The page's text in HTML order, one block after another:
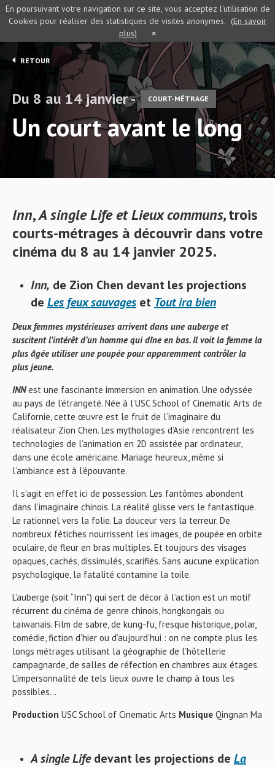
RETOUR
Du 8 au 14 janvier - COURT-MÉTRAGE
Un court avant le long
Inn,A single LifeetLieux communs,trois
courts-métrages à découvrir dans votre
cinéma du 8 au 14 janvier 2025.
Inn, de Zion Chen devant les projections
de Les feux sauvages et Tout ira bien
Deux femmes mystérieuses arrivent dans une auberge et
suscitent l’intérêt d’un homme qui dîne en bas. Il voit la femme la
plus âgée utiliser une poupée pour apparemment contrôler la
plus jeune.
INNest une fascinante immersion en animation. Une odyssée
au pays de l’étrangeté. Née à l’USC School of Cinematic Arts de
Californie, cette œuvre est le fruit de l’imaginaire du
réalisateur Zion Chen. Les mythologies d’Asie rencontrent les
technologies de l’animation en 2D assistée par ordinateur,
dans une école américaine. Mariage heureux, même si
l’ambiance est à l’épouvante.
Il s’agit en effet ici de possession. Les fantômes abondent
dans l’imaginaire chinois. La réalité glisse vers le fantastique.
Le rationnel vers la folie. La douceur vers la terreur. De
nombreux fétiches nourrissent les images, de poupée en orbite
oculaire, de fleur en bras multiples. Et toujours des visages
opaques, cachés, dissimulés, scarifiés. Sans aucune explication
psychologique, la fatalité contamine la toile.
L’auberge (soit “Inn”) qui sert de décor à l’action est un motif
récurrent du cinéma de genre chinois, hongkongais ou
taïwanais. Film de sabre, de kung-fu, fresque historique, polar,
comédie, fiction d’hier ou d’aujourd’hui : on ne compte plus les
longs métrages utilisant la géographie de l’hôtellerie
campagnarde, de salles de réfection en chambres aux étages.
L’impersonnalité de tels lieux ouvre le champ à tous les
possibles…
Production USC School of Cinematic Arts Musique Qingnan Ma
A single Lifedevant les projections de La
En poursuivant votre navigation sur ce site, vous acceptez l’utilisation de
Cookies pour réaliser des statistiques de visites anonymes. (En savoir
plus)
×